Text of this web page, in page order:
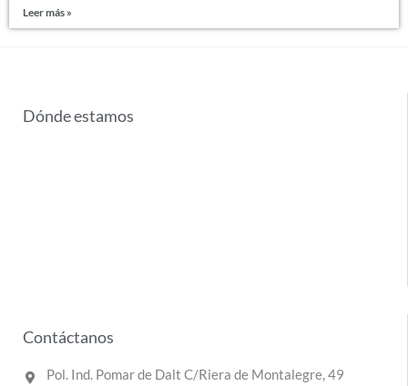
Leer más »
Dónde estamos
Contáctanos
Pol. Ind. Pomar de Dalt C/Riera de Montalegre, 49